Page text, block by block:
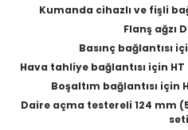
Kumanda cihazlı ve fişli
Flanş ağzı
Basınç bağlantısı
Hava tahliye bağlantısı için
Boşaltım bağlantısı için
Daire açma testereli 124 mm
seti